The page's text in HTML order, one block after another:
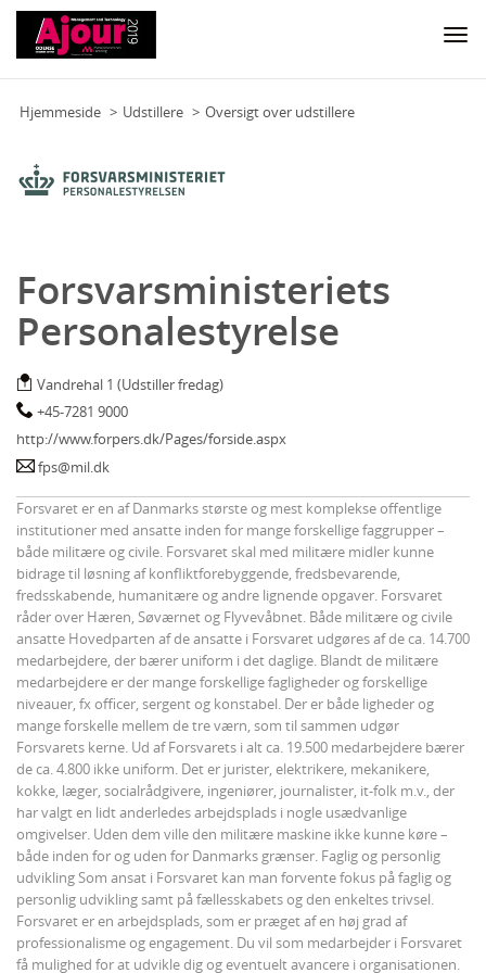
Hjemmeside Udstillere Oversigt over udstillere
Forsvarsministeriets
Personalestyrelse
Vandrehal 1 (Udstiller fredag)
+45-7281 9000
http://www.forpers.dk/Pages/forside.aspx
fps@mil.dk
Forsvaret er en af Danmarks største og mest komplekse offentlige
institutioner med ansatte inden for mange forskellige faggrupper –
både militære og civile. Forsvaret skal med militære midler kunne
bidrage til løsning af konfliktforebyggende, fredsbevarende,
fredsskabende, humanitære og andre lignende opgaver. Forsvaret
råder over Hæren, Søværnet og Flyvevåbnet. Både militære og civile
ansatte Hovedparten af de ansatte i Forsvaret udgøres af de ca. 14.700
medarbejdere, der bærer uniform i det daglige. Blandt de militære
medarbejdere er der mange forskellige fagligheder og forskellige
niveauer, fx officer, sergent og konstabel. Der er både ligheder og
mange forskelle mellem de tre værn, som til sammen udgør
Forsvarets kerne. Ud af Forsvarets i alt ca. 19.500 medarbejdere bærer
de ca. 4.800 ikke uniform. Det er jurister, elektrikere, mekanikere,
kokke, læger, socialrådgivere, ingeniører, journalister, it-folk m.v., der
har valgt en lidt anderledes arbejdsplads i nogle usædvanlige
omgivelser. Uden dem ville den militære maskine ikke kunne køre –
både inden for og uden for Danmarks grænser. Faglig og personlig
udvikling Som ansat i Forsvaret kan man forvente fokus på faglig og
personlig udvikling samt på fællesskabets og den enkeltes trivsel.
Forsvaret er en arbejdsplads, som er præget af en høj grad af
professionalisme og engagement. Du vil som medarbejder i Forsvaret
få mulighed for at udvikle dig og eventuelt avancere i organisationen.